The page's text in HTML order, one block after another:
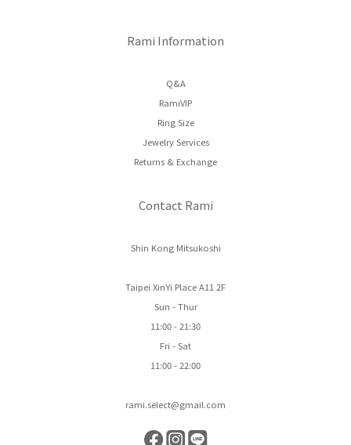
Rami Information
Q&A
RamiVIP
Ring Size
Jewelry Services
Returns & Exchange
Contact Rami
Shin Kong Mitsukoshi
Taipei XinYi Place A11 2F
Sun - Thur
11:00 - 21:30
Fri - Sat
11:00 - 22:00
rami.select@gmail.com